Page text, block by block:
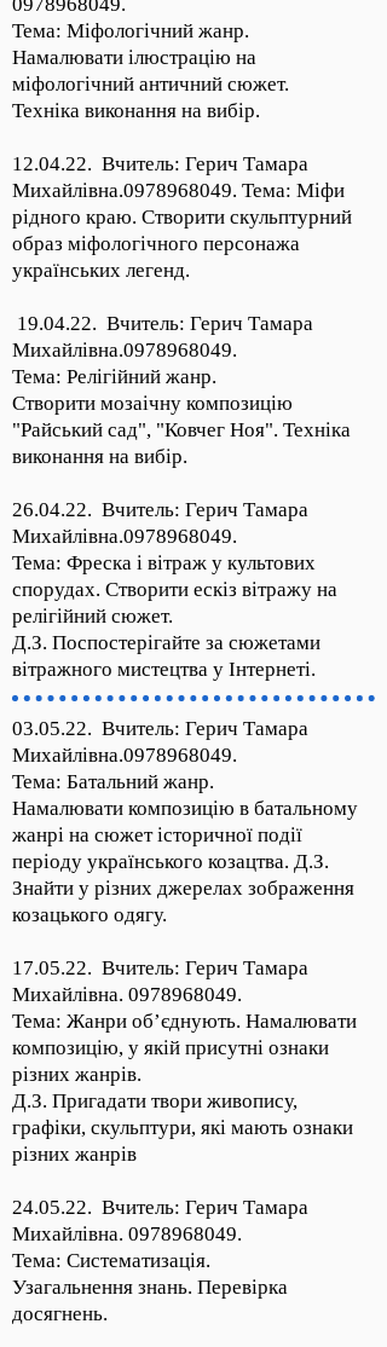
Тема: Міфологічний жанр.
Намалювати ілюстрацію на
міфологічний античний сюжет.
Техніка виконання на вибір.
12.04.22. Вчитель: Герич Тамара
Михайлівна.0978968049. Тема: Міфи
рідного краю. Створити скульптурний
образ міфологічного персонажа
українських легенд.
19.04.22. Вчитель: Герич Тамара
Михайлівна.0978968049.
Тема: Релігійний жанр.
Створити мозаічну композицію
"Райський сад", "Ковчег Ноя". Техніка
виконання на вибір.
26.04.22. Вчитель: Герич Тамара
Михайлівна.0978968049.
Тема: Фреска і вітраж у культових
спорудах. Створити ескіз вітражу на
релігійний сюжет.
Д.З. Поспостерігайте за сюжетами
вітражного мистецтва у Інтернеті.
03.05.22. Вчитель: Герич Тамара
Михайлівна.0978968049.
Тема: Батальний жанр.
Намалювати композицію в батальному
жанрі на сюжет історичної події
періоду українського козацтва. Д.З.
Знайти у різних джерелах зображення
козацького одягу.
17.05.22. Вчитель: Герич Тамара
Михайлівна. 0978968049.
Тема: Жанри об’єднують. Намалювати
композицію, у якій присутні ознаки
різних жанрів.
Д.З. Пригадати твори живопису,
графіки, скульптури, які мають ознаки
різних жанрів
24.05.22. Вчитель: Герич Тамара
Михайлівна. 0978968049.
Тема: Систематизація.
Узагальнення знань. Перевірка
досягнень.